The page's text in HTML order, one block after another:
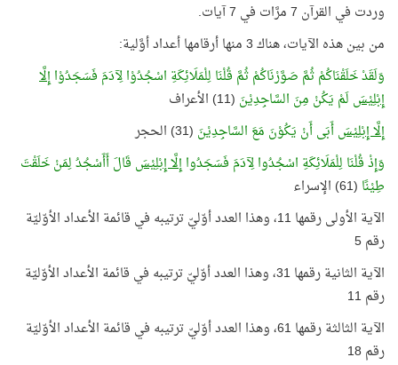
وردت في القرآن 7 مرَّات في 7 آيات.
من بين هذه الآيات، هناك 3 منها أرقامها أعداد أوَّلية:
وَلَقَدْ خَلَقْنَاكُمْ ثُمَّ صَوَّرْنَاكُمْ ثُمَّ قُلْنَا لِلْمَلَائِكَةِ اسْجُدُوْا لِآدَمَ فَسَجَدُوْاإِلَّا
إِبْلِيْسَلَمْ يَكُنْ مِنَ السَّاجِدِيْنَ (11) الأعراف
إِلَّا إِبْلِيْسَأَبَى أَنْ يَكُوْنَ مَعَ السَّاجِدِيْنَ (31) الحجر
وَإِذْ قُلْنَا لِلْمَلَائِكَةِ اسْجُدُوا لِآدَمَ فَسَجَدُواإِلَّا إِبْلِيْسَ قَالَ أَأَسْجُدُ لِمَنْ خَلَقْتَ
طِيْنًا (61) الإسراء
الآية الأولى رقمها 11، وهذا العدد أوّليّ ترتيبه في قائمة الأعداد الأوّليّة
رقم 5
الآية الثانية رقمها 31، وهذا العدد أوّليّ ترتيبه في قائمة الأعداد الأوّليّة
رقم 11
الآية الثالثة رقمها 61، وهذا العدد أوّليّ ترتيبه في قائمة الأعداد الأوّليّة
رقم 18